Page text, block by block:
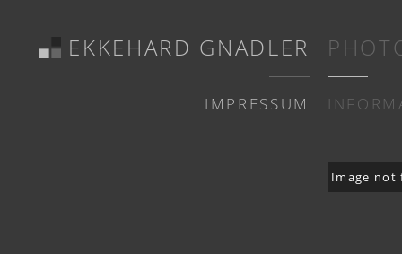
EKKEHARD GNADLER
IMPRESSUM
Image not